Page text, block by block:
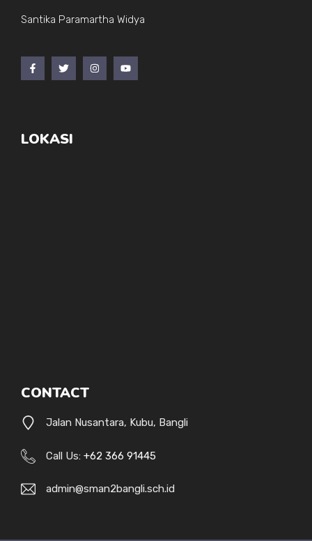
Santika Paramartha Widya
LOKASI
CONTACT
Jalan Nusantara, Kubu, Bangli
Call Us: +62 366 91445
admin@sman2bangli.sch.id